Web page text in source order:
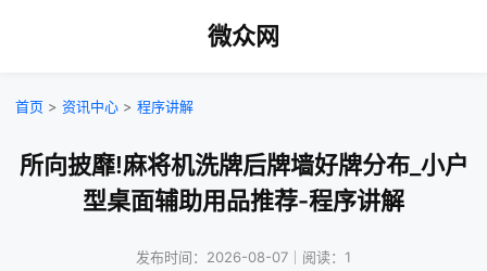
微众网
首页 > 资讯中心 > 程序讲解
所向披靡!麻将机洗牌后牌墙好牌分布_小户
型桌面辅助用品推荐-程序讲解
发布时间：2026-08-07｜阅读：1